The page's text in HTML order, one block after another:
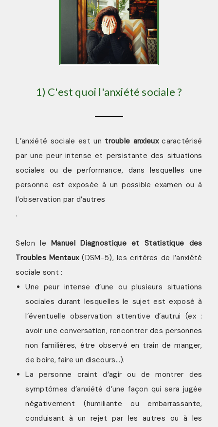
1) C'est quoi l'anxiété sociale ?
L’anxiété sociale est un trouble anxieuxcaractérisé
par une peur intense et persistante des situations
sociales ou de performance, dans lesquelles une
personne est exposée à un possible examen ou à
l’observation par d’autres
.
Selon le Manuel Diagnostique et Statistique des
Troubles Mentaux(DSM-5), les critères de l’anxiété
sociale sont :
Une peur intense d’une ou plusieurs situations
sociales durant lesquelles le sujet est exposé à
l’éventuelle observation attentive d’autrui (ex :
avoir une conversation, rencontrer des personnes
non familières, être observé en train de manger,
de boire, faire un discours…).
La personne craint d’agir ou de montrer des
symptômes d’anxiété d’une façon qui sera jugée
négativement (humiliante ou embarrassante,
conduisant à un rejet par les autres ou à les